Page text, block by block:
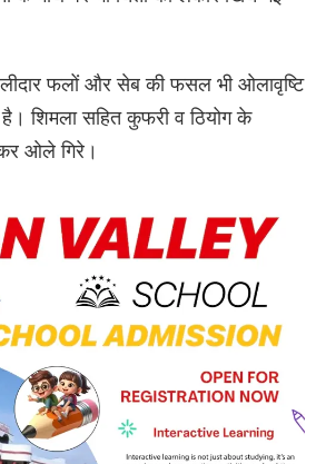
फलों और सेब की फसल भी ओलावृष्टि
शिमला सहित कुफरी व ठियोग के
ओले गिरे।